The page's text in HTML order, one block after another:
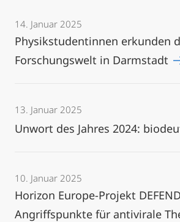
14. Januar 2025
Physikstudentinnen erkunden
Forschungswelt in Darmstadt
13. Januar 2025
Unwort des Jahres 2024:
10. Januar 2025
Horizon Europe-Projekt
Angriffspunkte für antivirale